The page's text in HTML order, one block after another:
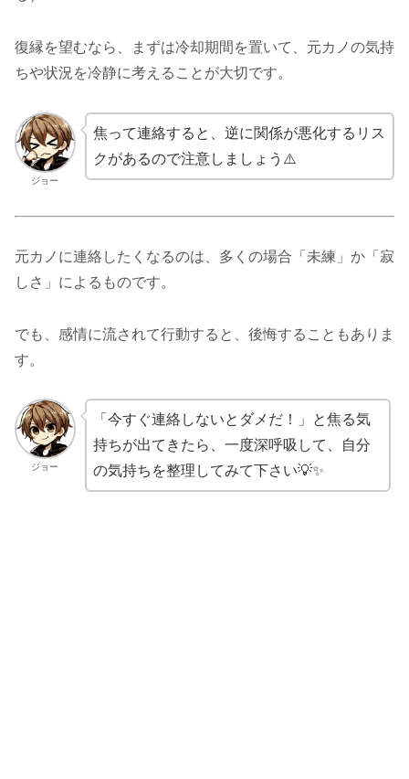
復縁を望むなら、まずは冷却期間を置いて、元カノの気持
ちや状況を冷静に考えることが大切です。
ジョー
焦って連絡すると、逆に関係が悪化するリス
クがあるので注意しましょう⚠️
元カノに連絡したくなるのは、多くの場合「未練」か「寂
しさ」によるものです。
でも、感情に流されて行動すると、後悔することもありま
す。
ジョー
「今すぐ連絡しないとダメだ！」と焦る気
持ちが出てきたら、一度深呼吸して、自分
の気持ちを整理してみて下さい💡✨